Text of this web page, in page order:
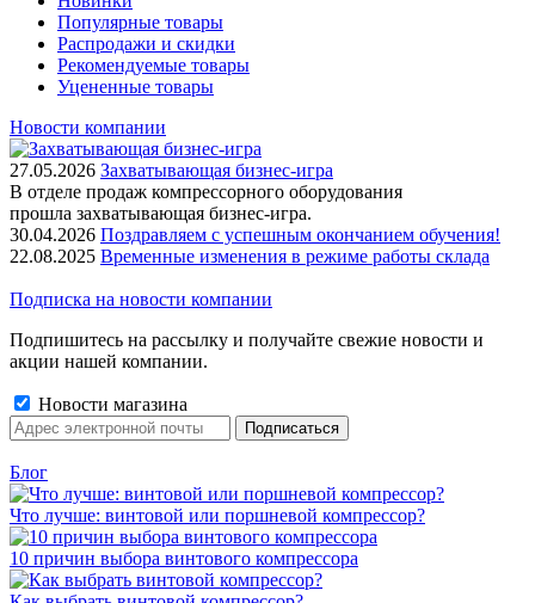
Популярные товары
Распродажи и скидки
Рекомендуемые товары
Уцененные товары
Новости компании
27.05.2026 Захватывающая бизнес-игра
В отделе продаж компрессорного оборудования
прошла захватывающая бизнес-игра.
30.04.2026 Поздравляем с успешным окончанием обучения!
22.08.2025 Временные изменения в режиме работы склада
Подписка на новости компании
Подпишитесь на рассылку и получайте свежие новости и
акции нашей компании.
Новости магазина
Блог
Что лучше: винтовой или поршневой компрессор?
10 причин выбора винтового компрессора